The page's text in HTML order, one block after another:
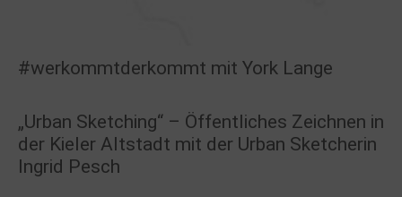
#werkommtderkommt mit York Lange
„Urban Sketching“ – Öffentliches Zeichnen in
der Kieler Altstadt mit der Urban Sketcherin
Ingrid Pesch